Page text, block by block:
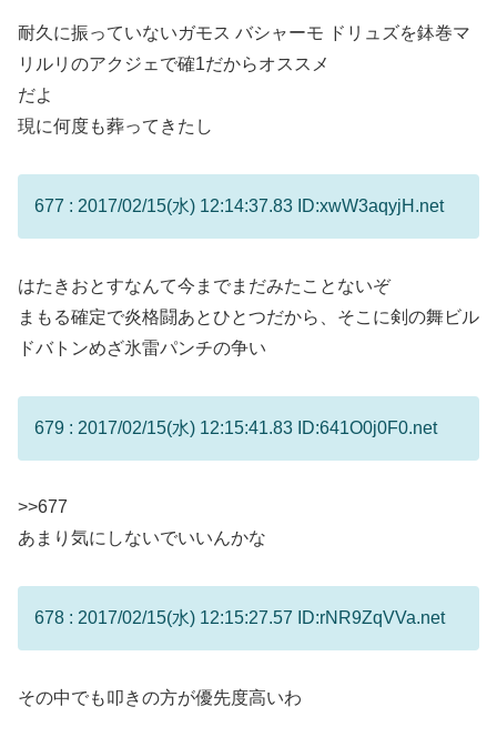
耐久に振っていないガモス バシャーモ ドリュズを鉢巻マ
リルリのアクジェで確1だからオススメ
だよ
現に何度も葬ってきたし
677 : 2017/02/15(水) 12:14:37.83 ID:xwW3aqyjH.net
はたきおとすなんて今までまだみたことないぞ
まもる確定で炎格闘あとひとつだから、そこに剣の舞ビル
ドバトンめざ氷雷パンチの争い
679 : 2017/02/15(水) 12:15:41.83 ID:641O0j0F0.net
>>677
あまり気にしないでいいんかな
678 : 2017/02/15(水) 12:15:27.57 ID:rNR9ZqVVa.net
その中でも叩きの方が優先度高いわ